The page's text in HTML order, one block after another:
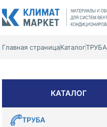
Главная страницаКаталогТРУБА
КАТАЛОГ
ТРУБА